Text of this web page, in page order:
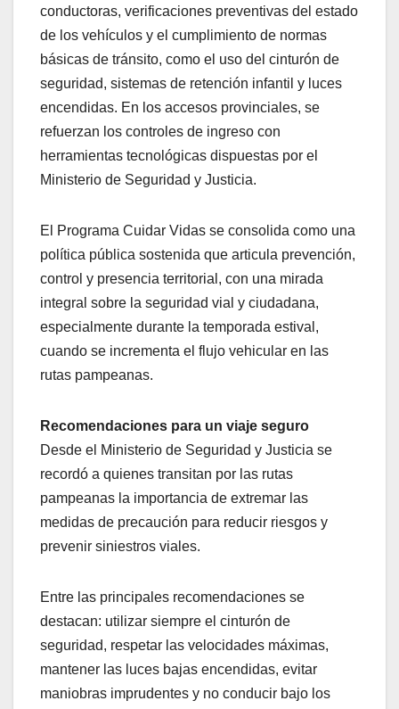
conductoras, verificaciones preventivas del estado
de los vehículos y el cumplimiento de normas
básicas de tránsito, como el uso del cinturón de
seguridad, sistemas de retención infantil y luces
encendidas. En los accesos provinciales, se
refuerzan los controles de ingreso con
herramientas tecnológicas dispuestas por el
Ministerio de Seguridad y Justicia.
El Programa Cuidar Vidas se consolida como una
política pública sostenida que articula prevención,
control y presencia territorial, con una mirada
integral sobre la seguridad vial y ciudadana,
especialmente durante la temporada estival,
cuando se incrementa el flujo vehicular en las
rutas pampeanas.
Recomendaciones para un viaje seguro
Desde el Ministerio de Seguridad y Justicia se
recordó a quienes transitan por las rutas
pampeanas la importancia de extremar las
medidas de precaución para reducir riesgos y
prevenir siniestros viales.
Entre las principales recomendaciones se
destacan: utilizar siempre el cinturón de
seguridad, respetar las velocidades máximas,
mantener las luces bajas encendidas, evitar
maniobras imprudentes y no conducir bajo los